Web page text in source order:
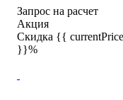
Запрос на расчет
Акция
Скидка {{
}}%